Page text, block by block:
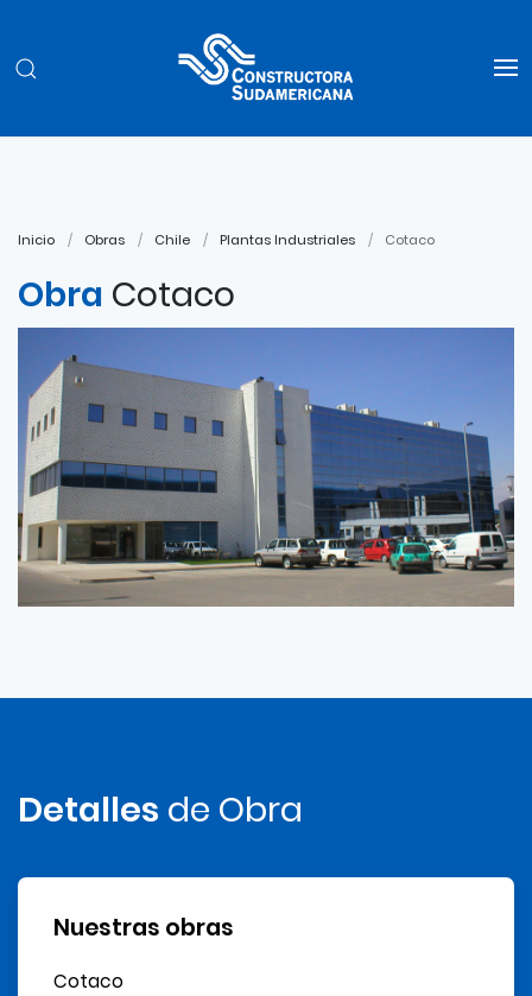
Inicio Obras Chile Plantas Industriales Cotaco
Obra Cotaco
Detalles de Obra
Nuestras obras
Cotaco